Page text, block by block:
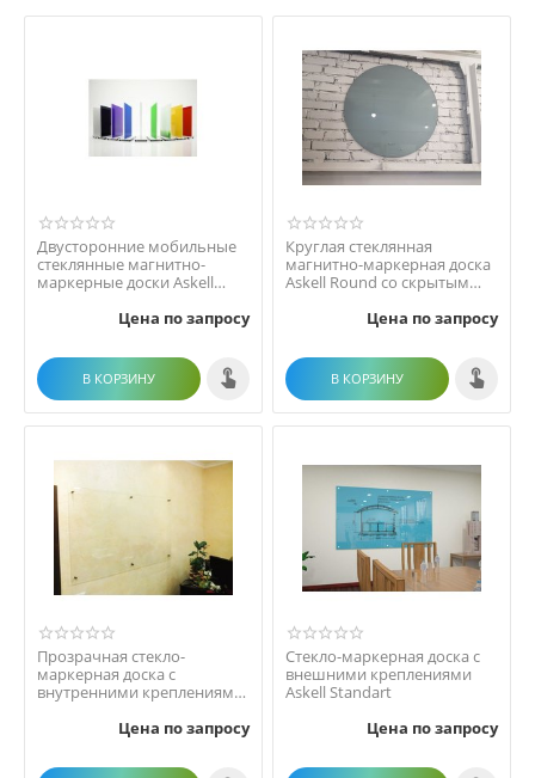
Двусторонние мобильные
стеклянные магнитно-
маркерные доски Askell
Цена по запросу
В КОРЗИНУ
Круглая стеклянная
магнитно-маркерная доска
Askell Round со скрытым
Цена по запросу
В КОРЗИНУ
Прозрачная стекло-
маркерная доска с
внутренними креплениями
Цена по запросу
Стекло-маркерная доска с
внешними креплениями
Askell Standart
Цена по запросу